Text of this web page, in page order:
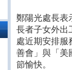
鄭陽光處長表
長者子女外出
處近期安排服
善會」與「美
節愉快。